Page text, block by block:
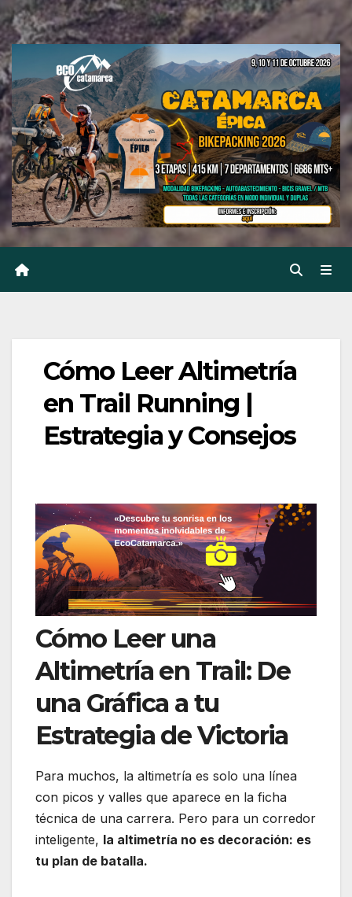
Cómo Leer Altimetría
en Trail Running |
Estrategia y Consejos
Cómo Leer una
Altimetría en Trail: De
una Gráfica a tu
Estrategia de Victoria
Para muchos, la altimetría es solo una línea
con picos y valles que aparece en la ficha
técnica de una carrera. Pero para un corredor
inteligente, la altimetría no es decoración: es
tu plan de batalla.